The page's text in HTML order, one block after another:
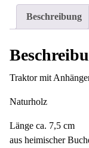
Beschreibung
Traktor mit
Naturholz
Länge ca. 7,5 cm
aus heimischer